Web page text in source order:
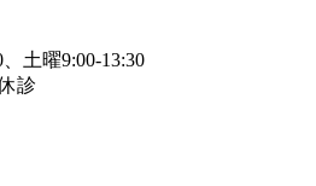
土曜9:00-13:30
診